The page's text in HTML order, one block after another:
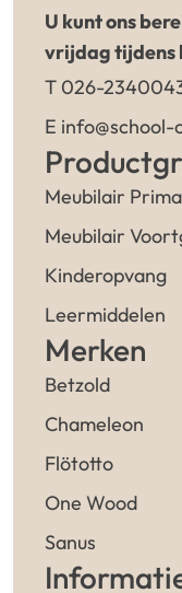
U kunt ons
vrijdag tijdens
T 026-
E
Meubilair
Meubilair
Kinderopvang
Leermiddelen
Merken
Betzold
Chameleon
Flötotto
One Wood
Sanus